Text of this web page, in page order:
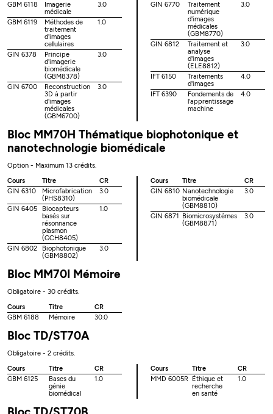
GBM 6118
Imagerie
médicale
3.0
GBM 6119
Méthodes de
traitement
d'images
cellulaires
1.0
GIN 6378
Principe
d'imagerie
biomédicale
(GBM8378)
3.0
GIN 6700
Reconstruction
3D à partir
d'images
médicales
(GBM6700)
3.0
GIN 6770
Traitement
numérique
d'images
médicales
(GBM8770)
3.0
GIN 6812
Traitement et
analyse
d'images
(ELE8812)
3.0
IFT 6150
Traitements
d'images
4.0
IFT 6390
Fondements de
l'apprentissage
machine
4.0
Bloc MM70H Thématique biophotonique et
nanotechnologie biomédicale
Option - Maximum 13 crédits.
Cours
Titre
CR
GIN 6310
Microfabrication
(PHS8310)
3.0
GIN 6405
Biocapteurs
basés sur
résonnance
plasmon
(GCH8405)
1.0
GIN 6802
Biophotonique
(GBM8802)
3.0
Cours Titre
CR
GIN 6810 Nanotechnologie
biomédicale
(GBM8810)
3.0
GIN 6871 Biomicrosystèmes
(GBM8871)
3.0
Bloc MM70I Mémoire
Obligatoire - 30 crédits.
Cours
Titre
CR
GBM 6188
Mémoire 30.0
Bloc TD/ST70A
Obligatoire - 2 crédits.
Cours
Titre
CR
GBM 6125
Bases du
génie
biomédical
1.0
Cours Titre
CR
MMD 6005R Éthique et
recherche
en santé
1.0